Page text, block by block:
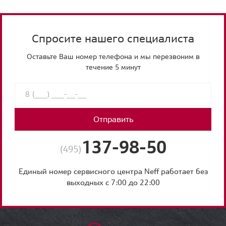
Спросите нашего специалиста
Оставьте Ваш номер телефона и мы перезвоним в
течение 5 минут
Отправить
(495) 137-98-50
Единый номер сервисного центра Neff работает без
выходных с 7:00 до 22:00